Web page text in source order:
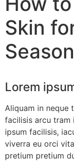
Skin
Season
Lorem
Aliquam in neque
facilisis arcu tram
ipsum facilisis,
viverra eu orci
pretium pretium